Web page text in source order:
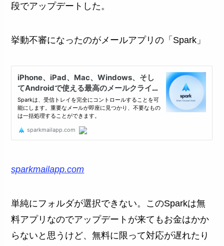
段でアップデートした。
挙動不審になったのがメールアプリの「Spark」
sparkmailapp.com
単純にフォルダが選択できない。このSparkは無
料アプリなのでアップデートが来てもお金はかか
らないと思うけど、無料に限って対応が遅れたり